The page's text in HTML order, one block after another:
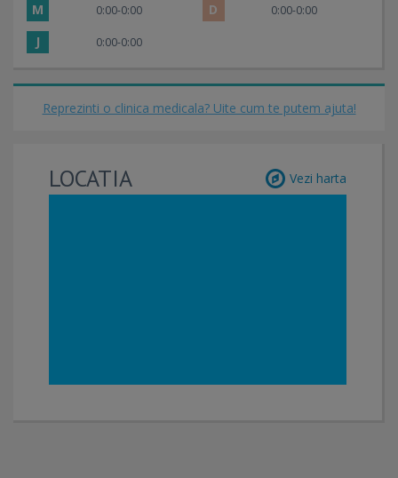
M 0:00-0:00 D 0:00-0:00
J 0:00-0:00
Reprezinti o clinica medicala? Uite cum te putem ajuta!
LOCATIA Vezi harta